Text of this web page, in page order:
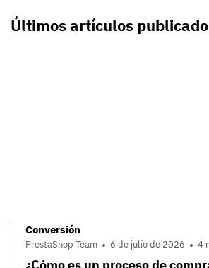
Últimos artículos
Conversión
PrestaShop Team 6 de julio de 2026 4